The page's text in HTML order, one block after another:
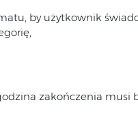
by użytkownik
zakończenia musi